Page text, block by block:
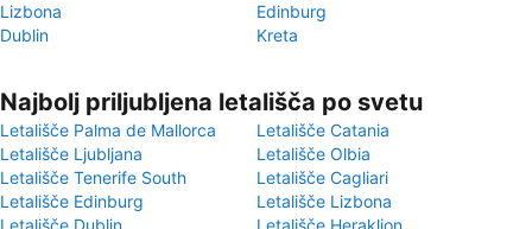
Lizbona
Edinburg
Dublin
Kreta
Najbolj priljubljena letališča po svetu
Letališče Palma de Mallorca
Letališče Catania
Letališče Ljubljana
Letališče Olbia
Letališče Tenerife South
Letališče Cagliari
Letališče Edinburg
Letališče Lizbona
Letališče Dublin
Letališče Heraklion